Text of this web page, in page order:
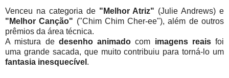
Venceu na categoria de "Melhor Atriz" (Julie Andrews) e
"Melhor Canção" ("Chim Chim Cher-ee"), além de outros
prêmios da área técnica.
A mistura de desenho animado com imagens reais foi
uma grande sacada, que muito contribuiu para torná-lo um
fantasia inesquecível .